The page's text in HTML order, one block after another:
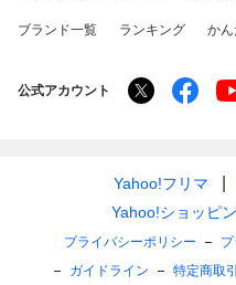
ブランド一覧 ランキング か
公式アカウント
Yahoo!フリマ
Yahoo!ショッピ
プライバシーポリシー
ガイドライン
特定商取